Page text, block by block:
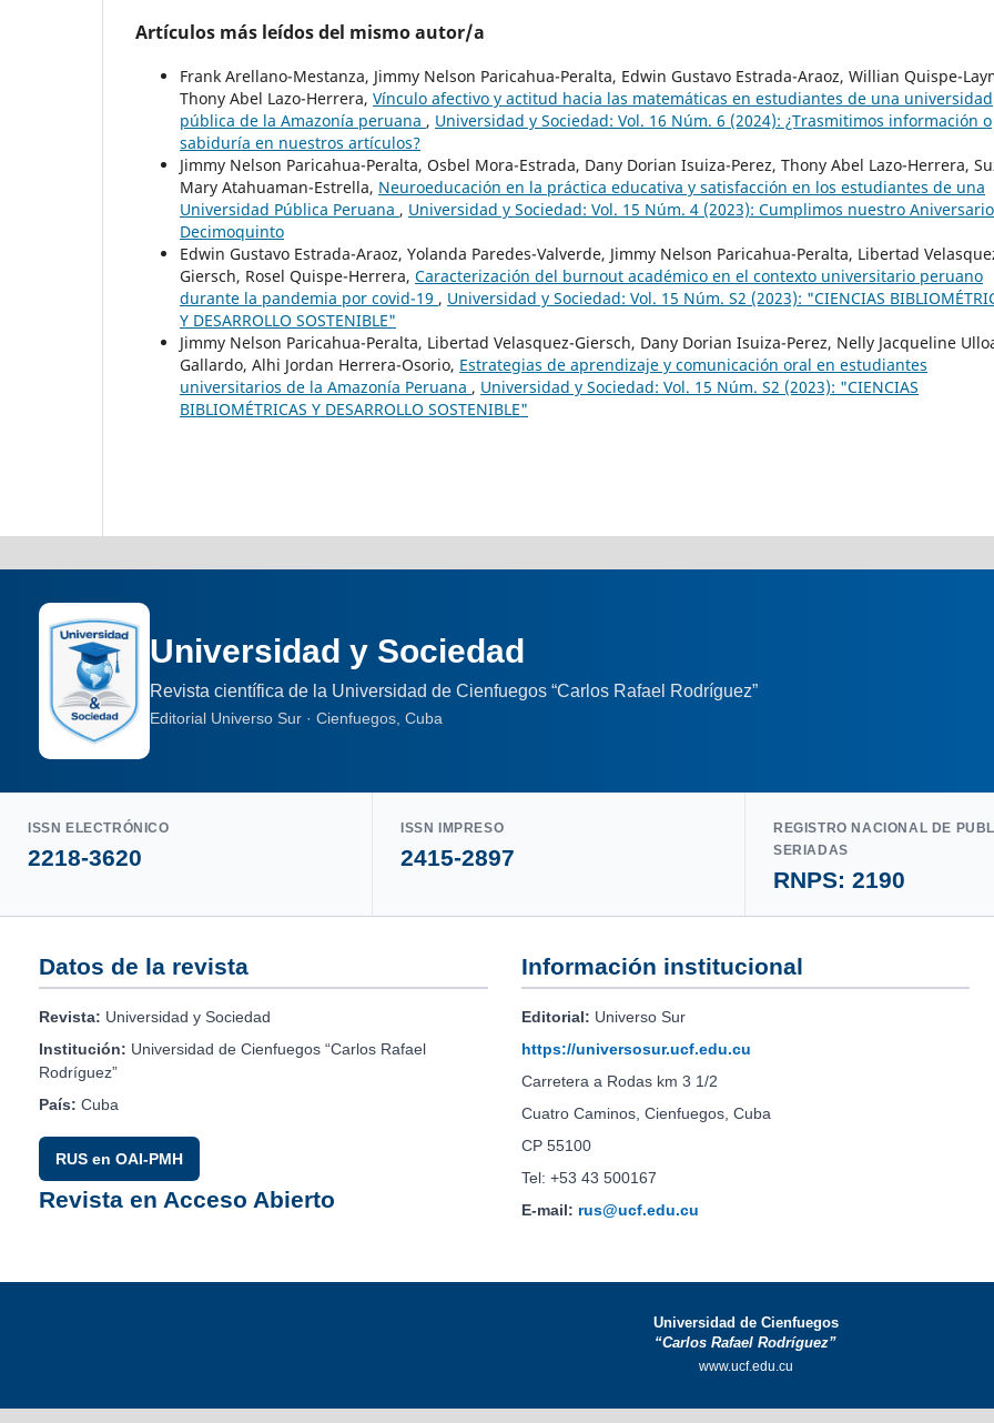
Artículos más leídos del mismo autor/a
Frank Arellano-Mestanza, Jimmy Nelson Paricahua-Peralta, Edwin Gustavo Estrada-Araoz, Willian Quispe-
Thony Abel Lazo-Herrera, Vínculo afectivo y actitud hacia las matemáticas en estudiantes de una universidad
pública de la Amazonía peruana , Universidad y Sociedad: Vol. 16 Núm. 6 (2024): ¿Trasmitimos información o
sabiduría en nuestros artículos?
Jimmy Nelson Paricahua-Peralta, Osbel Mora-Estrada, Dany Dorian Isuiza-Perez, Thony Abel Lazo-Herrera,
Mary Atahuaman-Estrella, Neuroeducación en la práctica educativa y satisfacción en los estudiantes de una
Universidad Pública Peruana , Universidad y Sociedad: Vol. 15 Núm. 4 (2023): Cumplimos nuestro Aniversario
Decimoquinto
Edwin Gustavo Estrada-Araoz, Yolanda Paredes-Valverde, Jimmy Nelson Paricahua-Peralta, Libertad
Giersch, Rosel Quispe-Herrera, Caracterización del burnout académico en el contexto universitario peruano
durante la pandemia por covid-19 , Universidad y Sociedad: Vol. 15 Núm. S2 (2023): "CIENCIAS
Y DESARROLLO SOSTENIBLE"
Jimmy Nelson Paricahua-Peralta, Libertad Velasquez-Giersch, Dany Dorian Isuiza-Perez, Nelly Jacqueline
Gallardo, Alhi Jordan Herrera-Osorio, Estrategias de aprendizaje y comunicación oral en estudiantes
universitarios de la Amazonía Peruana , Universidad y Sociedad: Vol. 15 Núm. S2 (2023): "CIENCIAS
BIBLIOMÉTRICAS Y DESARROLLO SOSTENIBLE"
Universidad y Sociedad
Revista científica de la Universidad de Cienfuegos “Carlos Rafael Rodríguez”
Editorial Universo Sur · Cienfuegos, Cuba
ISSN ELECTRÓNICO
2218-3620
ISSN IMPRESO
2415-2897
REGISTRO NACIONAL DE
SERIADAS
RNPS: 2190
Datos de la revista
Revista: Universidad y Sociedad
Institución: Universidad de Cienfuegos “Carlos Rafael
Rodríguez”
País: Cuba
RUS en OAI-PMH
Revista en Acceso Abierto
Información institucional
Editorial: Universo Sur
https://universosur.ucf.edu.cu
Carretera a Rodas km 3 1/2
Cuatro Caminos, Cienfuegos, Cuba
CP 55100
Tel: +53 43 500167
E-mail: rus@ucf.edu.cu
Universidad de Cienfuegos
“Carlos Rafael Rodríguez”
www.ucf.edu.cu